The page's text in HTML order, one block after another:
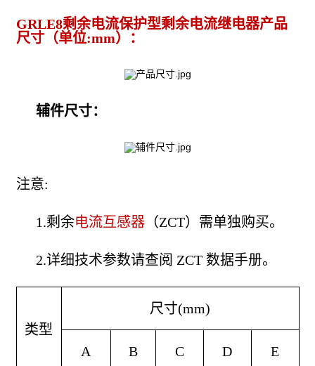
GRLE8剩余电流保护型剩余电流继电器产品
尺寸（单位:mm）：
辅件尺寸：
注意:
1.剩余电流互感器（ZCT）需单独购买。
2.详细技术参数请查阅 ZCT 数据手册。
类型
尺寸(mm)
A B C D E